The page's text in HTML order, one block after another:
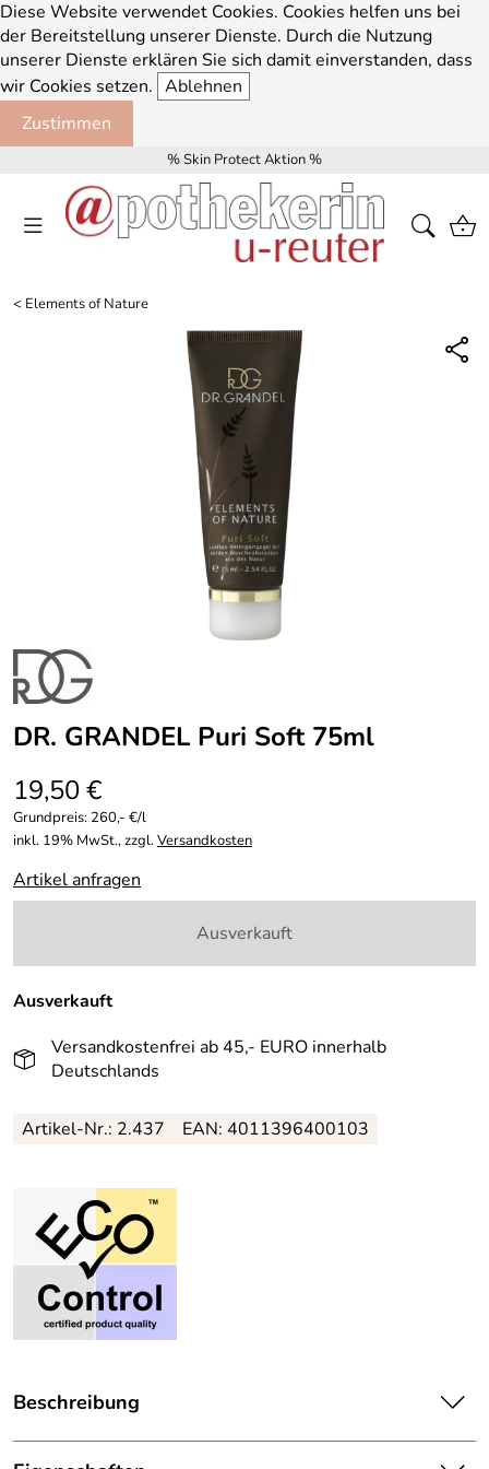
Diese Website verwendet Cookies. Cookies helfen uns bei
der Bereitstellung unserer Dienste. Durch die Nutzung
unserer Dienste erklären Sie sich damit einverstanden, dass
wir Cookies setzen. Ablehnen
Zustimmen
% Skin Protect Aktion %
< Elements of Nature
DR. GRANDEL Puri Soft 75ml
19,50 €
Grundpreis: 260,- €/l
inkl. 19% MwSt., zzgl.Versandkosten
Artikel anfragen
Ausverkauft
Ausverkauft
Versandkostenfrei ab 45,- EURO innerhalb
Deutschlands
Artikel-Nr.: 2.437 EAN: 4011396400103
Beschreibung
DR. GRANDEL Elements of nature Puri Soft befreit,